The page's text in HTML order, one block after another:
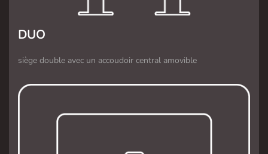
DUO
siège double avec un accoudoir central amovible